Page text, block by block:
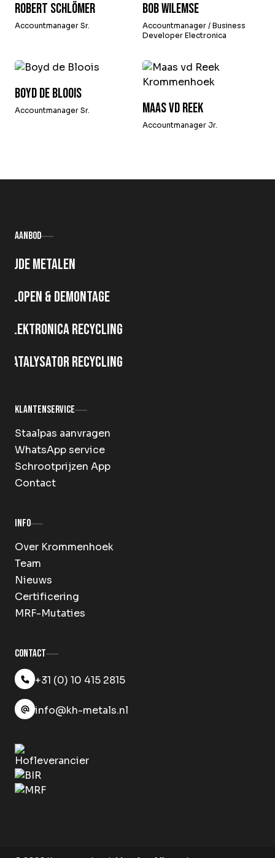
Robert Schlömer
Accountmanager Sr.
Bob Wilemse
Accountmanager / Business
Developer Electronica
Boyd de Bloois
Accountmanager Sr. Maas vd Reek
Accountmanager Jr.
Aanbod
Oude metalen
Slopen & demontage
Elektronica recycling
Katalysator recycling
Klantenservice
Staalpas aanvragen
WhatsApp service
Schrootprijzen App
Contact
Info
Over Krommenhoek
Team
Nieuws
Certificering
MRF-Mutaties
Contact
+31 (0) 10 415 2815
info@kh-metals.nl